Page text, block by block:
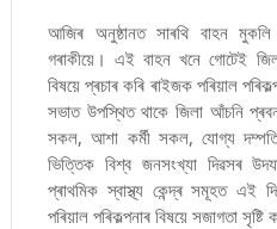
আজিৰ অনুষ্ঠানত সাৰথি বাহন মুকলি
গৰাকীয়ে। এই বাহন খনে গোটেই
বিষয়ে প্ৰচাৰ কৰি ৰাইজক পৰিয়াল
সভাত উপস্থিত থাকে জিলা আঁচনি
সকল, আশা কৰ্মী সকল, যোগ্য
ভিত্তিক বিশ্ব জনসংখ্যা দিৱসৰ
প্ৰাথমিক স্বাস্থ্য কেন্দ্ৰ সমূহত এই
পৰিয়াল পৰিকল্পনাৰ বিষয়ে সজাগতা সৃষ্টি